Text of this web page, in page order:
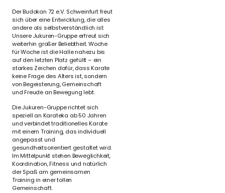
Der Budokan 72 e.V. Schweinfurt freut
sich über eine Entwicklung, die alles
andere als selbstverständlich ist:
Unsere Jukuren-Gruppe erfreut sich
weiterhin großer Beliebtheit. Woche
für Woche ist die Halle nahezu bis
auf den letzten Platz gefüllt – ein
starkes Zeichen dafür, dass Karate
keine Frage des Alters ist, sondern
von Begeisterung, Gemeinschaft
und Freude an Bewegung lebt.
Die Jukuren-Gruppe richtet sich
speziell an Karateka ab 50 Jahren
und verbindet traditionelles Karate
mit einem Training, das individuell
angepasst und
gesundheitsorientiert gestaltet wird.
Im Mittelpunkt stehen Beweglichkeit,
Koordination, Fitness und natürlich
der Spaß am gemeinsamen
Training in einer tollen
Gemeinschaft.